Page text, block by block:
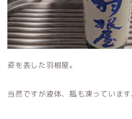
姿を表した羽根屋。
当然ですが液体、瓶も凍っています